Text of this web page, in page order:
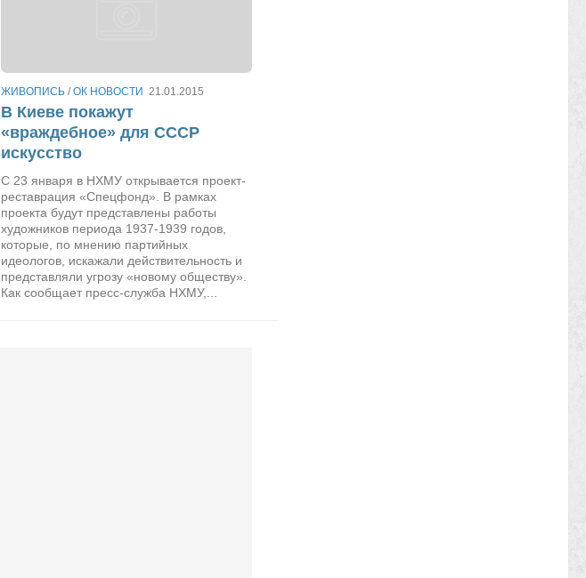
ЖИВОПИСЬ /ОК НОВОСТИ 21.01.2015
В Киеве покажут
«враждебное» для СССР
искусство
С 23 января в НХМУ открывается проект-
реставрация «Спецфонд». В рамках
проекта будут представлены работы
художников периода 1937-1939 годов,
которые, по мнению партийных
идеологов, искажали действительность и
представляли угрозу «новому обществу».
Как сообщает пресс-служба НХМУ,...